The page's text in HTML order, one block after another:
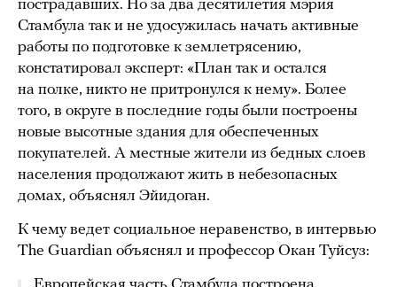
пострадавших. Но за два десятилетия мэрия
Стамбула так и не удосужилась начать активные
работы по подготовке к землетрясению,
констатировал эксперт: «План так и остался
на полке, никто не притронулся к нему». Более
того, в округе в последние годы были построены
новые высотные здания для обеспеченных
покупателей. А местные жители из бедных слоев
населения продолжают жить в небезопасных
домах, объяснял Эйидоган.
К чему ведет социальное неравенство, в интервью
The Guardian объяснял и профессор Окан Туйсуз: